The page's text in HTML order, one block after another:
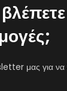
μας για να